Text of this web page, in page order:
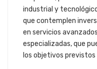
industrial y
que contemplen
en servicios
especializadas, que
los objetivos